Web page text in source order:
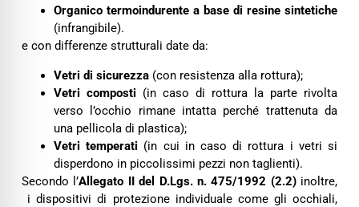
Organico termoindurente a base di resine sintetiche
(infrangibile).
e con differenze strutturali date da:
Vetri di sicurezza(con resistenza alla rottura);
Vetri composti (in caso di rottura la parte rivolta
verso l’occhio rimane intatta perché trattenuta da
una pellicola di plastica);
Vetri temperati (in cui in caso di rottura i vetri si
disperdono in piccolissimi pezzi non taglienti).
Secondo l’Allegato II del D.Lgs. n. 475/1992 (2.2)inoltre,
i dispositivi di protezione individuale come gli occhiali,